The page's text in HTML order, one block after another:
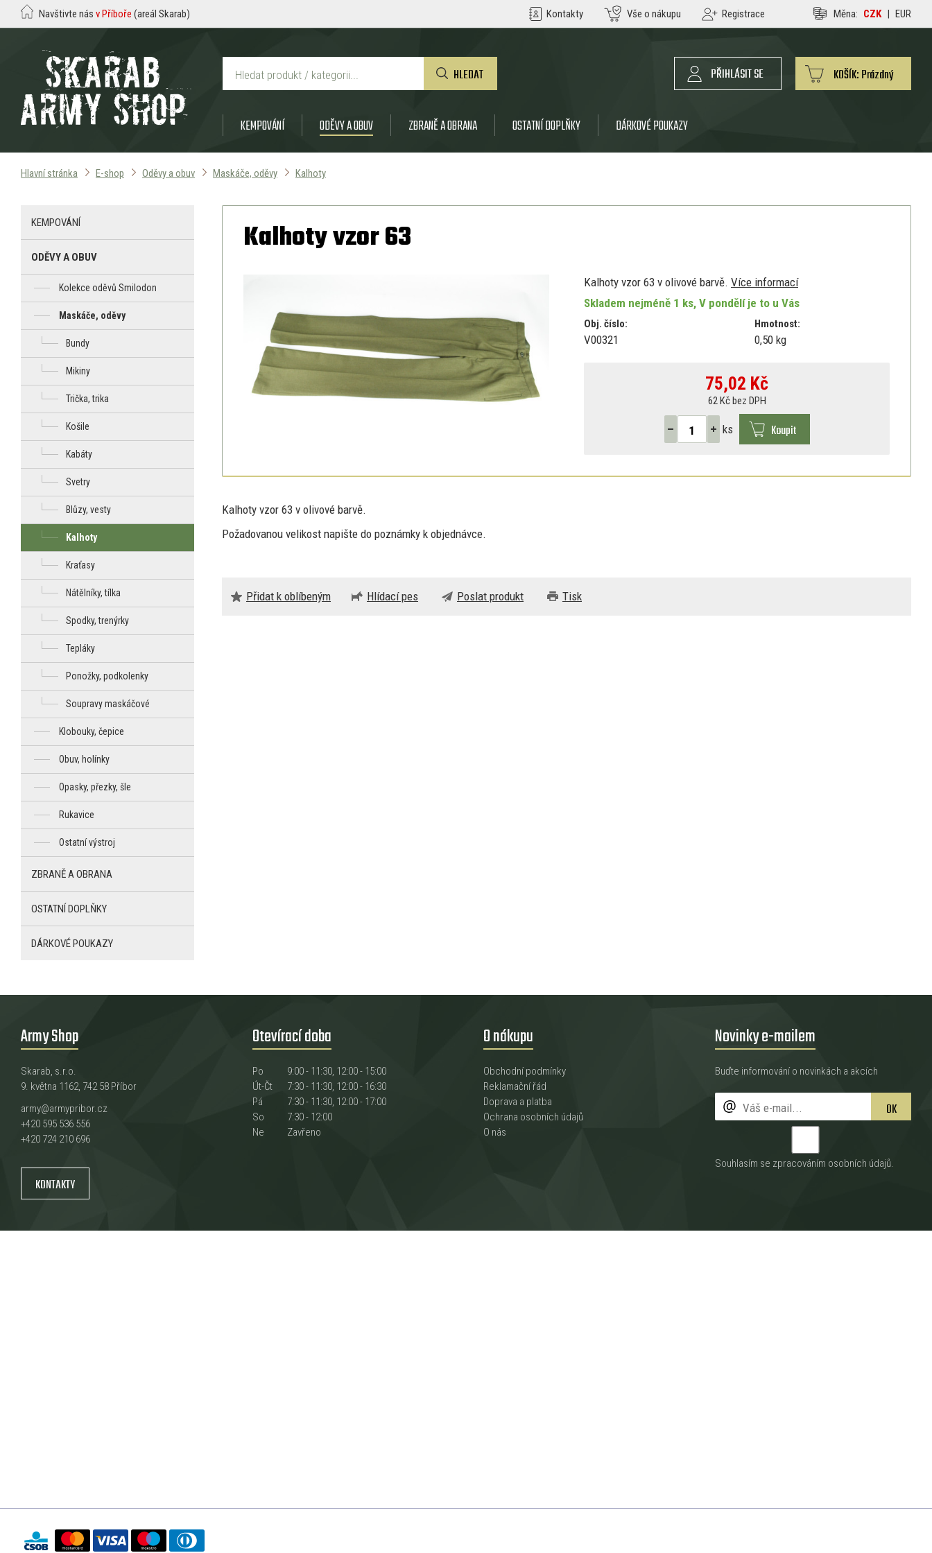
Navštivte nás v Příboře (areál Skarab) Kontakty Vše o nákupu Registrace Měna: CZK | EUR
HLEDAT KOŠÍK:Prázdný
PŘIHLÁSIT SE
KEMPOVÁNÍ ODĚVY A OBUV ZBRANĚ A OBRANA OSTATNÍ DOPLŇKY DÁRKOVÉ POUKAZY
Hlavní stránka E-shop Oděvy a obuv Maskáče, oděvy Kalhoty
Kalhoty vzor 63
Kalhoty vzor 63 v olivové barvě. Více informací
Skladem nejméně 1 ks, V pondělí je to u Vás
Obj. číslo:
V00321
Hmotnost:
0,50 kg
75,02 Kč
62 Kč bez DPH
ks Koupit
Kalhoty vzor 63 v olivové barvě.
Požadovanou velikost napište do poznámky k objednávce.
Přidat k oblíbeným Hlídací pes Poslat produkt Tisk
KEMPOVÁNÍ
ODĚVY A OBUV
Kolekce oděvů Smilodon
Maskáče, oděvy
Bundy
Mikiny
Trička, trika
Košile
Kabáty
Svetry
Blůzy, vesty
Kalhoty
Kraťasy
Nátělníky, tílka
Spodky, trenýrky
Tepláky
Ponožky, podkolenky
Soupravy maskáčové
Klobouky, čepice
Obuv, holínky
Opasky, přezky, šle
Rukavice
Ostatní výstroj
ZBRANĚ A OBRANA
OSTATNÍ DOPLŇKY
DÁRKOVÉ POUKAZY
Army Shop
Skarab, s.r.o.
9. května 1162, 742 58 Příbor
army@armypribor.cz
+420 595 536 556
+420 724 210 696
KONTAKTY
Otevírací doba
Po
9:00 - 11:30, 12:00 - 15:00
Út-Čt
7:30 - 11:30, 12:00 - 16:30
Pá
7:30 - 11:30, 12:00 - 17:00
So
7:30 - 12:00
Ne
Zavřeno
O nákupu
Obchodní podmínky
Reklamační řád
Doprava a platba
Ochrana osobních údajů
O nás
Novinky e-mailem
Buďte informování o novinkách a akcích
OK
Souhlasím se zpracováním osobních údajů.